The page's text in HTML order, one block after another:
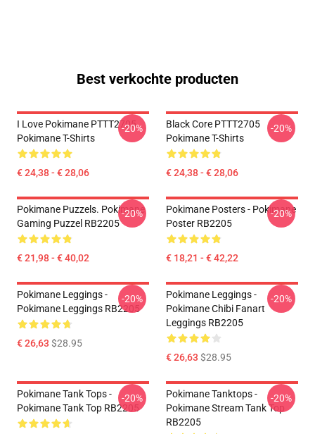
Best verkochte producten
I Love Pokimane PTTT2705
Pokimane T-Shirts
€ 24,38 - € 28,06
-20%
Black Core PTTT2705
Pokimane T-Shirts
€ 24,38 - € 28,06
-20%
Pokimane Puzzels. Pokimane
Gaming Puzzel RB2205
€ 21,98 - € 40,02
-20%
Pokimane Posters - Pokimane
Poster RB2205
€ 18,21 - € 42,22
-20%
Pokimane Leggings -
Pokimane Leggings RB2205
€ 26,63 $28.95
-20%
Pokimane Leggings -
Pokimane Chibi Fanart
Leggings RB2205
€ 26,63 $28.95
-20%
Pokimane Tank Tops -
Pokimane Tank Top RB2205
-20%
Pokimane Tanktops -
Pokimane Stream Tank Top
RB2205
-20%